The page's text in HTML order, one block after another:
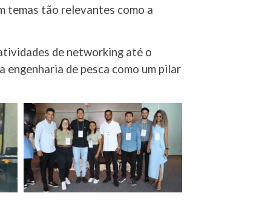
temas tão relevantes como a
de networking até o
de pesca como um pilar